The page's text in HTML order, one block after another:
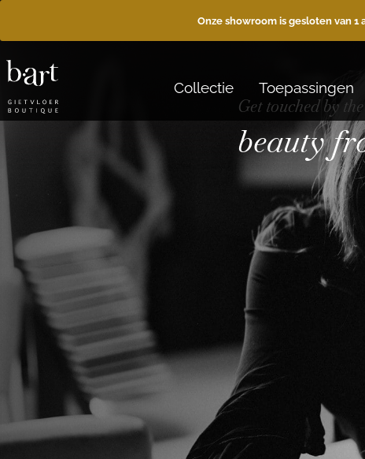
Onze showroom is gesloten van
Collectie Toepassingen
Get touched by the
beauty